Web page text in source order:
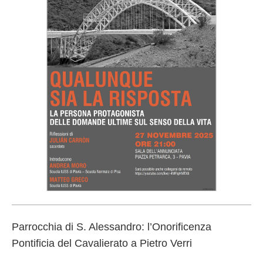
Parrocchia di S. Alessandro: l’Onorificenza
Pontificia del Cavalierato a Pietro Verri